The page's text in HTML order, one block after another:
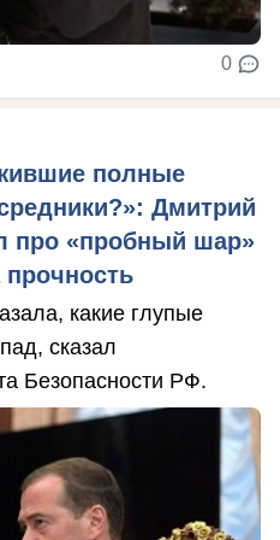
0
полные
Дмитрий
про «пробный шар»
прочность
какие глупые
сказал
Безопасности РФ.